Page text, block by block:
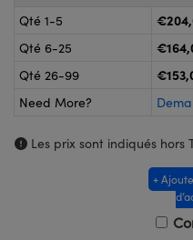
ou à Mesure Directe
Qté 1-5
Qté 6-25
Qté 26-99
Need More?
Les prix sont indiqués hors
+